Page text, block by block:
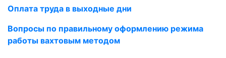
Оплата труда в выходные дни
Вопросы по правильному оформлению режима
работы вахтовым методом